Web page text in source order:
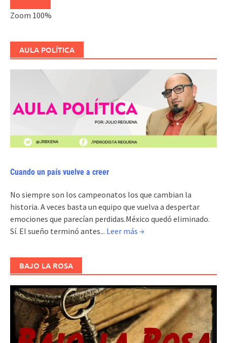
Zoom 100%
AULA POLÍTICA
Cuando un país vuelve a creer
No siempre son los campeonatos los que cambian la
historia. A veces basta un equipo que vuelva a despertar
emociones que parecían perdidas.México quedó eliminado.
Sí. El sueño terminó antes... Leer más →
BAJO LA ROSA